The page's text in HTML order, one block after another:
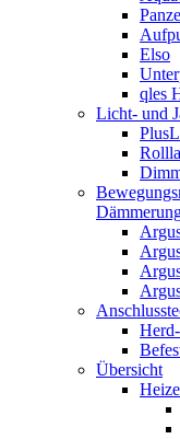
Elso
qles
Licht- und
Übersicht